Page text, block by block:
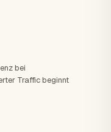
bei
Traffic beginnt